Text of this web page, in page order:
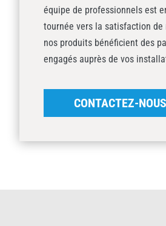
équipe de professionnels est
tournée vers la satisfaction
nos produits bénéficient des
engagés auprès de vos
CONTACTEZ-NOUS